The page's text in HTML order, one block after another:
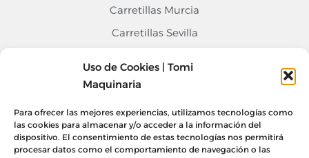
Uso de Cookies | Tomi
Maquinaria
Para ofrecer las mejores experiencias, utilizamos tecnologías como
las cookies para almacenar y/o acceder a la información del
dispositivo. El consentimiento de estas tecnologías nos permitirá
procesar datos como el comportamiento de navegación o las
Carretillas Murcia
Carretillas Sevilla
Contacto
info@tomimaquinaria.com
Nuestro Equipo